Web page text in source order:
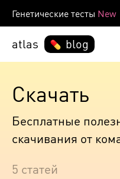
Генетические тесты
atlas blog
Скачать
Бесплатные
скачивания от
5 статей